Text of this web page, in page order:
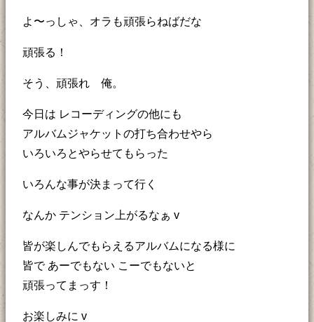
よ〜っしゃ、オラも頑張らねばだな
頑張る！
そう、頑張れ 俺。
今日は レコーディングの他にも
アルバムジャケットの打ち合わせやら
いろいろとやらせてもらった
いろんな事が決まって行く
なんか テンション上がるなぁ v
皆が楽しんでもらえるアルバムになる様に
皆で あーでもない こーでもないと
頑張ってまっす！
お楽しみに v